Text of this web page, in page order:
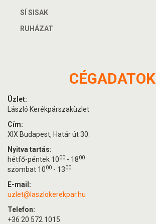
SÍ SISAK
RUHÁZAT
CÉGADATOK
Üzlet:
László Kerékpárszaküzlet
Cím:
XIX Budapest, Határ út 30.
Nyitva tartás:
hétfő-péntek 1000 - 1800
szombat 1000 - 1300
E-mail:
uzlet@laszlokerekpar.hu
Telefon:
+36 20 572 1015